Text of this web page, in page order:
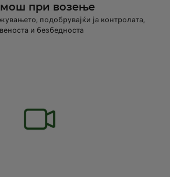
при возење
подобрувајќи ја контролата,
и безбедноста